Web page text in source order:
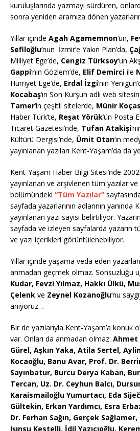
kuruluşlarında yazmayı sürdüren,
sonra yeniden aramıza dönen
Yıllar içinde Agah Agamemnon‘un,
Sefiloğlu’nun İzmir’e Yakın Plan’da,
Milliyet Ege’de, Cengiz Türksoy‘un
Gappi‘nin Gözlem’de, Elif Demirci ile
Hürriyet Ege’de, Erdal İzgi‘nin
Kocabaş‘ın Son Kurşun adlı web
Tamer‘in çeşitli sitelerde, Münir
Haber Türk’te, Reşat Yörük’ün Posta
Ticaret Gazetesi’nde, Tufan Atakişi
Kültürü Dergisi’nde, Ümit Otan‘ın
yayınlanan yazıları Kent-Yaşam’da da
Kent-Yaşam Haber Bilgi Sitesi’nde 2002
yayınlanan ve arşivlenen tüm yazılar
bölümündeki “Tüm Yazılar”
sayfada yazarlarının adlarının yanında
yayınlanan yazı sayısı belirtiliyor.
sayfada ve izleyen sayfalarda yazarın
ve yazı içerikleri görüntülenebiliyor.
Yıllar içinde yaşama veda eden
anmadan geçmek olmaz. Sonsuzluğu
Kudar, Fevzi Yılmaz, Hakkı Ülkü,
Çelenk ve Zeynel Kozanoğlu‘nu
anıyoruz…
Bir de yazılarıyla Kent-Yaşam’a konuk
var. Onları da anmadan olmaz: Ahmet
Gürel, Aşkın Yaka, Atila Sertel,
Kocaoğlu, Banu Avar, Prof. Dr.
Sayınbatur, Burcu Derya Kaban,
Tercan, Uz. Dr. Ceyhun Balcı,
Karaismailoğlu Yumurtacı, Eda
Gültekin, Erkan Yardımcı, Esra
Dr. Ferhan Sağın, Gerçek
Işınsu Kestelli, İdil Yazıcıoğlu,